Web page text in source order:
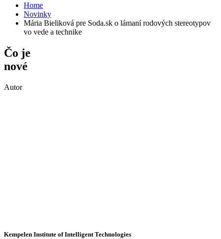
Home
Novinky
Mária Bieliková pre Soda.sk o lámaní rodových stereotypov
vo vede a technike
Čo je
nové
Autor
Kempelen Institute of Intelligent Technologies